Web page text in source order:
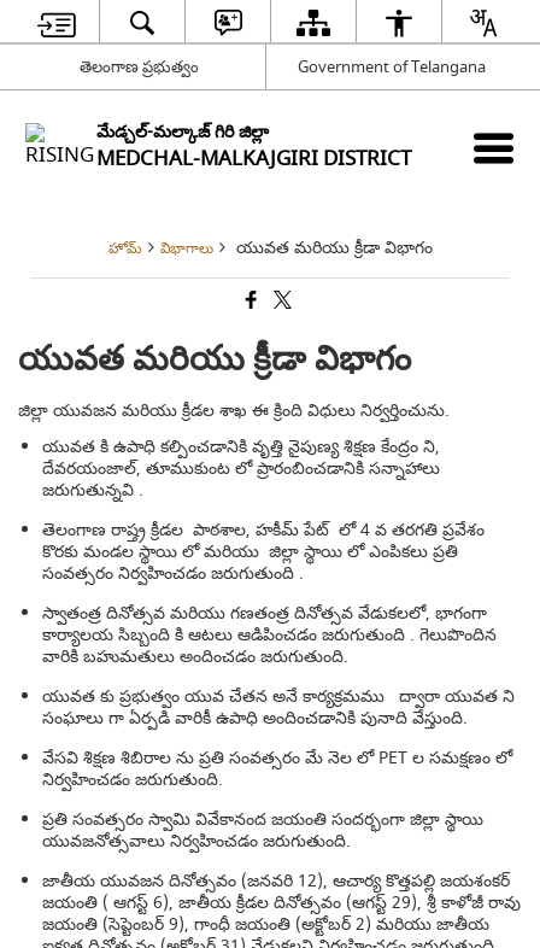
తెలంగాణ ప్రభుత్వం Government of Telangana
మేడ్చల్-మల్కాజ్ గిరి జిల్లా
MEDCHAL-MALKAJGIRI DISTRICT
హోమ్ విభాగాలు యువత మరియు క్రీడా విభాగం
యువత మరియు క్రీడా విభాగం
జిల్లా యువజన మరియు క్రీడల శాఖ ఈ క్రింది విధులు నిర్వర్తించును.
యువత కి ఉపాధి కల్పించడానికి వృత్తి నైపుణ్య శిక్షణ కేంద్రం ని,
దేవరయంజాల్, తూముకుంట లో ప్రారంబించడానికి సన్నాహాలు
జరుగుతున్నవి .
తెలంగాణ రాష్త్ర క్రీడల పాఠశాల, హకీమ్ పేట్ లో 4 వ తరగతి ప్రవేశం
కొరకు మండల స్థాయి లో మరియు జిల్లా స్థాయి లో ఎంపికలు ప్రతి
సంవత్సరం నిర్వహించడం జరుగుతుంది .
స్వాతంత్ర దినోత్సవ మరియు గణతంత్ర దినోత్సవ వేడుకలలో, భాగంగా
కార్యాలయ సిబ్బంది కి ఆటలు ఆడిపించడం జరుగుతుంది . గెలుపొందిన
వారికి బహుమతులు అందించడం జరుగుతుంది.
యువత కు ప్రభుత్వం యువ చేతన అనే కార్యక్రమము ద్వారా యువత ని
సంఘాలు గా ఏర్పడి వారికీ ఉపాధి అందించడానికి పునాది వేస్తుంది.
వేసవి శిక్షణ శిబిరాల ను ప్రతి సంవత్సరం మే నెల లో PET ల సమక్షణం లో
నిర్వహించడం జరుగుతుంది.
ప్రతి సంవత్సరం స్వామి వివేకానంద జయంతి సందర్భంగా జిల్లా స్థాయి
యువజనోత్సవాలు నిర్వహించడం జరుగుతుంది.
జాతీయ యువజన దినోత్సవం (జనవరి 12), ఆచార్య కొత్తపల్లి జయశంకర్
జయంతి ( ఆగస్ట్ 6), జాతీయ క్రీడల దినోత్సవం (ఆగస్ట్ 29), శ్రీ కాళోజీ రావు
జయంతి (సెప్టెంబర్ 9), గాంధీ జయంతి (అక్టోబర్ 2) మరియు జాతీయ